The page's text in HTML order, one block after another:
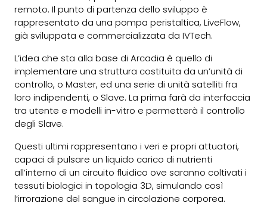
remoto. Il punto di partenza dello sviluppo è
rappresentato da una pompa peristaltica, LiveFlow,
già sviluppata e commercializzata da IVTech.
L’idea che sta alla base di Arcadia è quello di
implementare una struttura costituita da un’unità di
controllo, o Master, ed una serie di unità satelliti fra
loro indipendenti, o Slave. La prima farà da interfaccia
tra utente e modelli in-vitro e permetterà il controllo
degli Slave.
Questi ultimi rappresentano i veri e propri attuatori,
capaci di pulsare un liquido carico di nutrienti
all’interno di un circuito fluidico ove saranno coltivati i
tessuti biologici in topologia 3D, simulando così
l’irrorazione del sangue in circolazione corporea.